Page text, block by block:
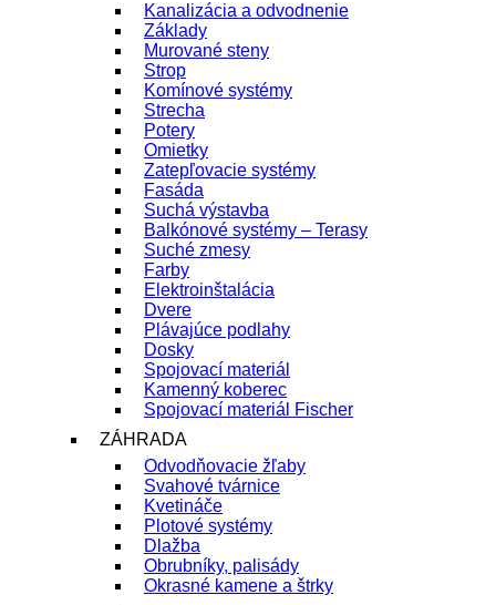
Kanalizácia a odvodnenie
Základy
Murované steny
Strop
Komínové systémy
Strecha
Potery
Omietky
Zatepľovacie systémy
Fasáda
Suchá výstavba
Balkónové systémy – Terasy
Suché zmesy
Farby
Elektroinštalácia
Dvere
Plávajúce podlahy
Dosky
Spojovací materiál
Kamenný koberec
Spojovací materiál Fischer
ZÁHRADA
Odvodňovacie žľaby
Svahové tvárnice
Kvetináče
Plotové systémy
Dlažba
Obrubníky, palisády
Okrasné kamene a štrky